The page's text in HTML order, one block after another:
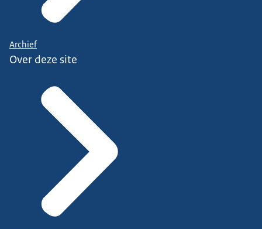
Archief
Over deze site